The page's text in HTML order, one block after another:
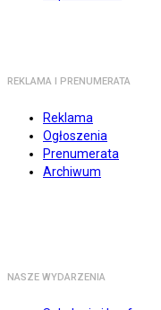
REKLAMA I PRENUMERATA
Reklama
Ogłoszenia
Prenumerata
Archiwum
NASZE WYDARZENIA